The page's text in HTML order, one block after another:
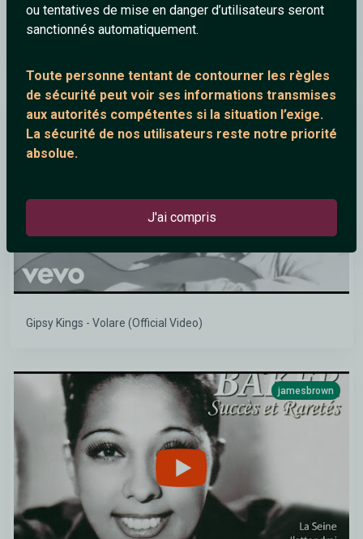
ou tentatives de mise en danger d’utilisateurs seront
sanctionnés automatiquement.
Toute personne tentant de contourner les règles
de sécurité peut voir ses informations transmises
aux autorités compétentes si la situation l’exige.
La sécurité de nos utilisateurs reste notre priorité
absolue.
J'ai compris
jamesbrown
Gipsy Kings - Volare (Official Video)
jamesbrown